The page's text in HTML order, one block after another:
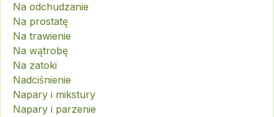
Na odchudzanie
Na prostatę
Na trawienie
Na wątrobę
Na zatoki
Nadciśnienie
Napary i mikstury
Napary i parzenie